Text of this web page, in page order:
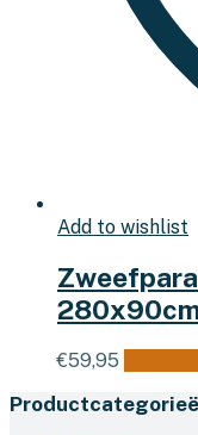
Add to wishlist
€59,95